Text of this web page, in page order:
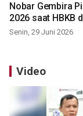
Nobar Gembira
2026 saat HBKB
Senin, 29 Juni 2026
Video